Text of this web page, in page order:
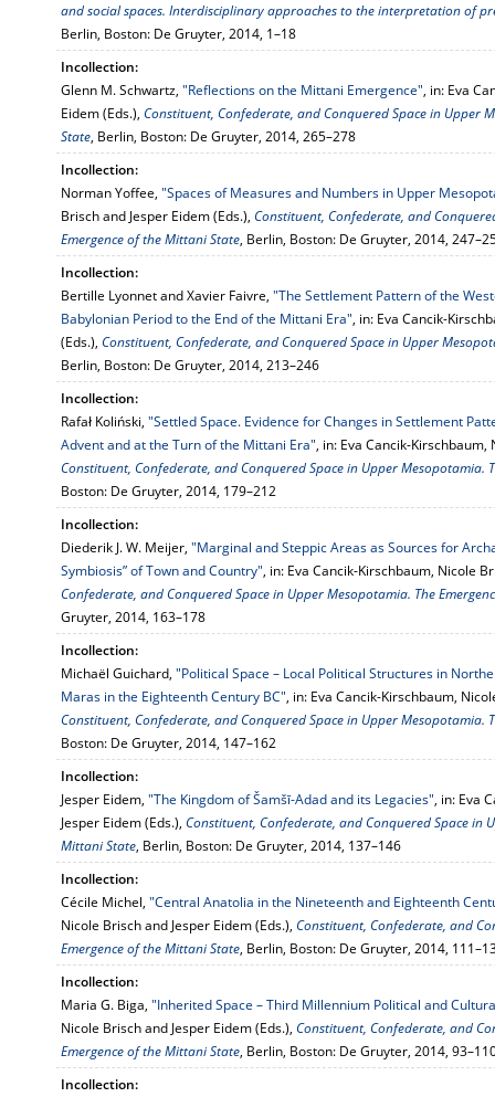
and social spaces. Interdisciplinary approaches to the interpretation of
Berlin, Boston: De Gruyter, 2014, 1–18
Incollection:
Glenn M. Schwartz, "Reflections on the Mittani Emergence", in: Eva
Eidem (Eds.), Constituent, Confederate, and Conquered Space in Upper
State, Berlin, Boston: De Gruyter, 2014, 265–278
Incollection:
Norman Yoffee, "Spaces of Measures and Numbers in Upper
Brisch and Jesper Eidem (Eds.), Constituent, Confederate, and
Emergence of the Mittani State, Berlin, Boston: De Gruyter, 2014,
Incollection:
Bertille Lyonnet and Xavier Faivre, "The Settlement Pattern of the
Babylonian Period to the End of the Mittani Era", in: Eva Cancik-
(Eds.), Constituent, Confederate, and Conquered Space in Upper
Berlin, Boston: De Gruyter, 2014, 213–246
Incollection:
Rafał Koliński, "Settled Space. Evidence for Changes in Settlement
Advent and at the Turn of the Mittani Era", in: Eva Cancik-Kirschbaum,
Constituent, Confederate, and Conquered Space in Upper Mesopotamia.
Boston: De Gruyter, 2014, 179–212
Incollection:
Diederik J. W. Meijer, "Marginal and Steppic Areas as Sources for
Symbiosis” of Town and Country", in: Eva Cancik-Kirschbaum, Nicole
Confederate, and Conquered Space in Upper Mesopotamia. The
Gruyter, 2014, 163–178
Incollection:
Michaël Guichard, "Political Space – Local Political Structures in
Maras in the Eighteenth Century BC", in: Eva Cancik-Kirschbaum,
Constituent, Confederate, and Conquered Space in Upper Mesopotamia.
Boston: De Gruyter, 2014, 147–162
Incollection:
Jesper Eidem, "The Kingdom of Šamšī-Adad and its Legacies", in: Eva
Jesper Eidem (Eds.), Constituent, Confederate, and Conquered Space in
Mittani State, Berlin, Boston: De Gruyter, 2014, 137–146
Incollection:
Cécile Michel, "Central Anatolia in the Nineteenth and Eighteenth
Nicole Brisch and Jesper Eidem (Eds.), Constituent, Confederate, and
Emergence of the Mittani State, Berlin, Boston: De Gruyter, 2014,
Incollection:
Maria G. Biga, "Inherited Space – Third Millennium Political and
Nicole Brisch and Jesper Eidem (Eds.), Constituent, Confederate, and
Emergence of the Mittani State, Berlin, Boston: De Gruyter, 2014,
Incollection: